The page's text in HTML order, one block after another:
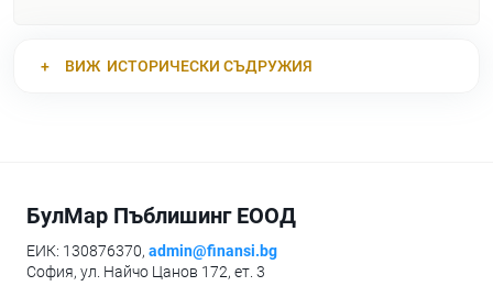
ВИЖ ИСТОРИЧЕСКИ СЪДРУЖИЯ
БулМар Пъблишинг ЕООД
ЕИК: 130876370, admin@finansi.bg
София, ул. Найчо Цанов 172, ет. 3